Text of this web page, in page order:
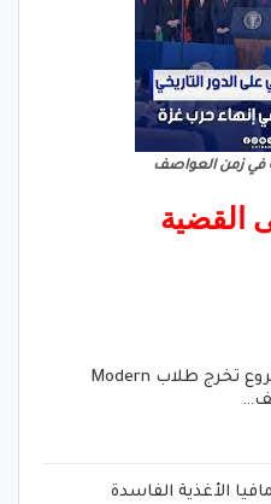
في زمن العواصف
القضية
LifeFlow.. مشروع تخرج طلاب Modern
الأغذية الفاسدة